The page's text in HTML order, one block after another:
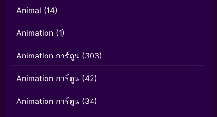
Animal (14)
Animation (1)
Animation การ์ตูน (303)
Animation การ์ตูน (42)
Animation การ์ตูน (34)